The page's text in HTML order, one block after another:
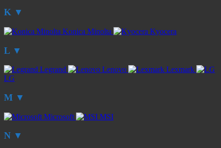
K ▼
Konica Minolta Kyocera
L ▼
Legrand Lenovo
Lexmark
LG
M ▼
Microsoft MSI
N ▼